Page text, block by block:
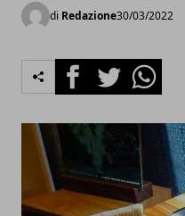
di Redazione30/03/2022
FacebookTwitterWhatsapp